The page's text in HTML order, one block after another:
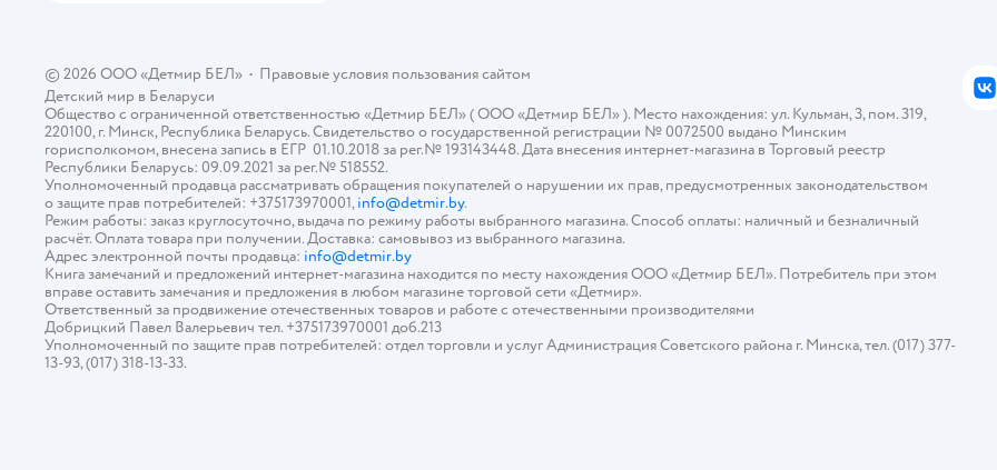
© 2026 ООО «Детмир БЕЛ» • Правовые условия пользования сайтом
Детский мир в Беларуси
Общество с ограниченной ответственностью «Детмир БЕЛ» ( ООО «Детмир БЕЛ» ). Место нахождения: ул. Кульман, 3, пом. 319,
220100, г. Минск, Республика Беларусь. Свидетельство о государственной регистрации № 0072500 выдано Минским
горисполкомом, внесена запись в ЕГР 01.10.2018 за рег.№ 193143448. Дата внесения интернет-магазина в Торговый реестр
Республики Беларусь: 09.09.2021 за рег.№ 518552.
Уполномоченный продавца рассматривать обращения покупателей о нарушении их прав, предусмотренных законодательством
о защите прав потребителей: +375173970001,info@detmir.by.
Режим работы: заказ круглосуточно, выдача по режиму работы выбранного магазина. Способ оплаты: наличный и безналичный
расчёт. Оплата товара при получении. Доставка: самовывоз из выбранного магазина.
Адрес электронной почты продавца: info@detmir.by
Книга замечаний и предложений интернет-магазина находится по месту нахождения ООО «Детмир БЕЛ». Потребитель при этом
вправе оставить замечания и предложения в любом магазине торговой сети «Детмир».
Ответственный за продвижение отечественных товаров и работе с отечественными производителями
Добрицкий Павел Валерьевич тел. +375173970001 доб.213
Уполномоченный по защите прав потребителей: отдел торговли и услуг Администрация Советского района г. Минска, тел. (017) 377-
13-93, (017) 318-13-33.